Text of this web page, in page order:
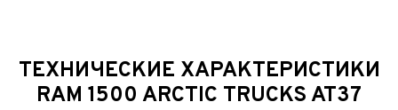
ТЕХНИЧЕСКИЕ ХАРАКТЕРИСТИКИ
RAM 1500 ARCTIC TRUCKS AT37